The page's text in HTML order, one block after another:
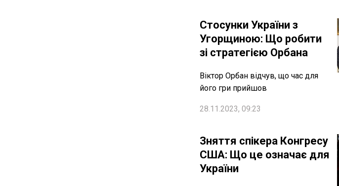
Стосунки України з
Угорщиною: Що робити
зі стратегією Орбана
Віктор Орбан відчув, що час для
його гри прийшов
28.11.2023, 09:23
Зняття спікера Конгресу
США: Що це означає для
України